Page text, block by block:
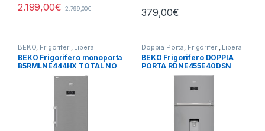
2.199,00€ 2.799,00€ 379,00€
BEKO Frigoriferi Libera
Installazione Monoporta
BEKO Frigorifero monoporta
B5RMLNE444HX TOTAL NO
Doppia Porta Frigoriferi Libera
Installazione
BEKO Frigorifero DOPPIA
PORTA RDNE455E40DSN
TOTAL NO FROST